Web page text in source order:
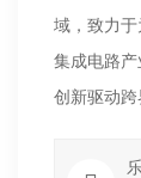
域，致力
集成电路
创新驱动跨